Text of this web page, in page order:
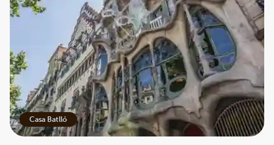
Casa Batlló